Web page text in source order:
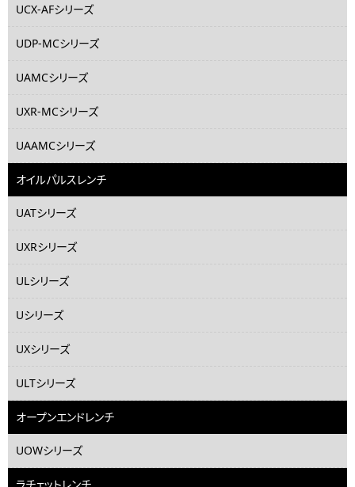
UCX-AFシリーズ
UDP-MCシリーズ
UAMCシリーズ
UXR-MCシリーズ
UAAMCシリーズ
オイルパルスレンチ
UATシリーズ
UXRシリーズ
ULシリーズ
Uシリーズ
UXシリーズ
ULTシリーズ
オープンエンドレンチ
UOWシリーズ